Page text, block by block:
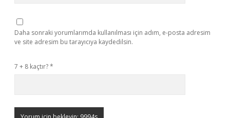
Daha sonraki yorumlarımda kullanılması için adım, e-posta adresim
ve site adresim bu tarayıcıya kaydedilsin.
7 + 8 kaçtır?*